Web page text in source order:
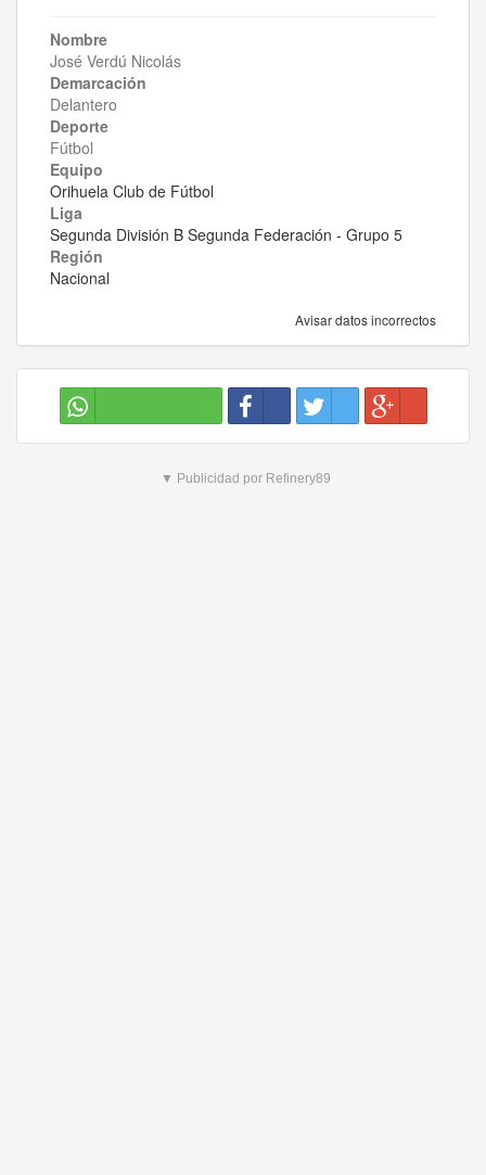
Nombre
José Verdú Nicolás
Demarcación
Delantero
Deporte
Fútbol
Equipo
Orihuela Club de Fútbol
Liga
Segunda División B Segunda Federación - Grupo 5
Región
Nacional
Avisar datos incorrectos
▼ Publicidad por Refinery89